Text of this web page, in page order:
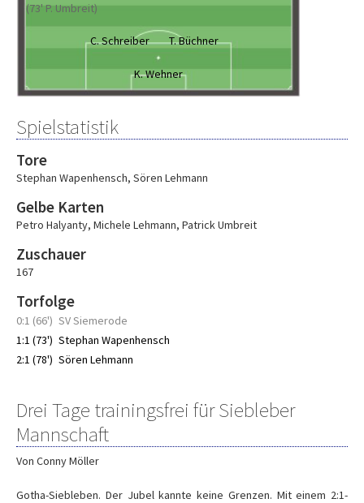
(73' P. Umbreit)
C. Schreiber T. Büchner
K. Wehner
Spielstatistik
Tore
Stephan Wapenhensch, Sören Lehmann
Gelbe Karten
Petro Halyanty, Michele Lehmann, Patrick Umbreit
Zuschauer
167
Torfolge
0:1 (66') SV Siemerode
1:1 (73') Stephan Wapenhensch
2:1 (78') Sören Lehmann
Drei Tage trainingsfrei für Siebleber
Mannschaft
Von Conny Möller
Gotha-Siebleben. Der Jubel kannte keine Grenzen. Mit einem 2:1-